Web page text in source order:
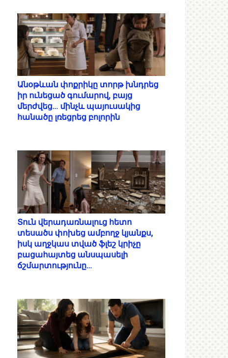
Անօթևան փոքրիկը տորթ խնդրեց
իր ունեցած գումարով, բայց
մերժվեց… մինչև պայուսակից
հանածը լռեցրեց բոլորին
Տուն վերադառնալուց հետո
տեսածս փոխեց ամբողջ կյանքս,
իսկ աղջկաս տված ֆլեշ կրիչը
բացահայտեց անսպասելի
ճշմարտությունը…